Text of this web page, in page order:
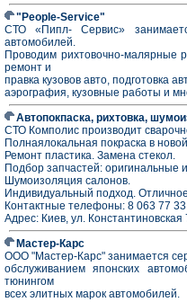
"People-Service"
СТО «Пипл- Сервис»
автомобилей.
Проводим рихтовочно-малярные
ремонт и
правка кузовов авто, подготовка
аэрография, кузовные работы и
Автопокпаска, рихтовка,
СТО Комполис производит
Полнаялокальная покраска в
Ремонт пластика. Замена стекол.
Подбор запчастей: оригинальные
Шумоизоляция салонов.
Индивидуальный подход.
Контактные телефоны: 8 063 77
Адрес: Киев, ул. Константиновская
Мастер-Карс
ООО "Мастер-Карс" занимается
обслуживанием японских
тюнингом
всех элитных марок автомобилей.